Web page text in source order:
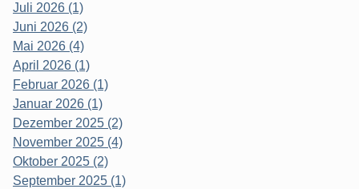
Juli 2026 (1)
Juni 2026 (2)
Mai 2026 (4)
April 2026 (1)
Februar 2026 (1)
Januar 2026 (1)
Dezember 2025 (2)
November 2025 (4)
Oktober 2025 (2)
September 2025 (1)